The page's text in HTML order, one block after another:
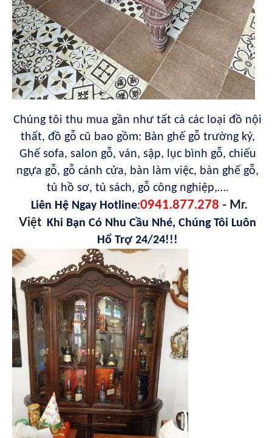
Chúng tôi thu mua gần như tất cả các loại đồ nội
thất, đồ gỗ cũ bao gồm: Bàn ghế gỗ trường kỷ,
Ghế sofa, salon gỗ, ván, sập, lục bình gỗ, chiếu
ngựa gỗ, gỗ cánh cửa, bàn làm việc, bàn ghế gỗ,
tủ hồ sơ, tủ sách, gỗ công nghiệp,….
Liên Hệ Ngay Hotline:0941.877.278 - Mr.
Việt Khi Bạn Có Nhu Cầu Nhé, Chúng Tôi Luôn
Hổ Trợ 24/24!!!